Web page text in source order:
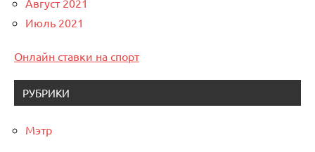
Август 2021
Июль 2021
Онлайн ставки на спорт
РУБРИКИ
Мэтр